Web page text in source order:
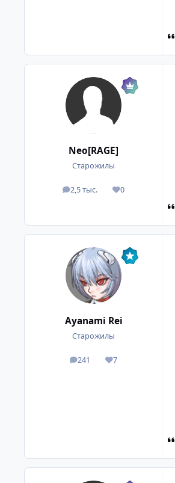
Neo[RAGE]
Старожилы
2,5 тыс.
посты 0
Репутация
Ayanami Rei
Старожилы
241
посты 7
Репутация